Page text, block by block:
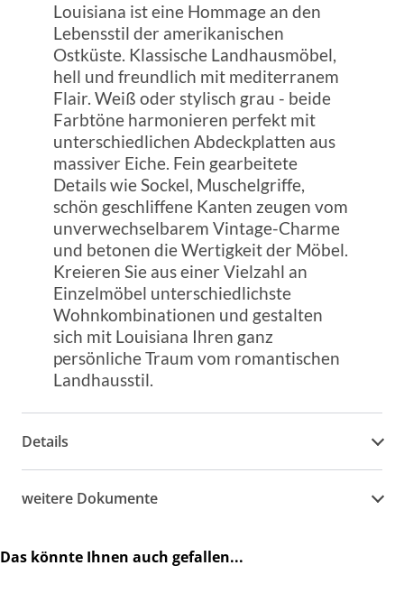
Louisiana ist eine Hommage an den
Lebensstil der amerikanischen
Ostküste. Klassische Landhausmöbel,
hell und freundlich mit mediterranem
Flair. Weiß oder stylisch grau - beide
Farbtöne harmonieren perfekt mit
unterschiedlichen Abdeckplatten aus
massiver Eiche. Fein gearbeitete
Details wie Sockel, Muschelgriffe,
schön geschliffene Kanten zeugen vom
unverwechselbarem Vintage-Charme
und betonen die Wertigkeit der Möbel.
Kreieren Sie aus einer Vielzahl an
Einzelmöbel unterschiedlichste
Wohnkombinationen und gestalten
sich mit Louisiana Ihren ganz
persönliche Traum vom romantischen
Landhausstil.
Details
weitere Dokumente
Das könnte Ihnen auch gefallen...